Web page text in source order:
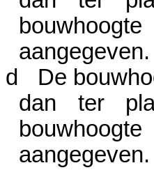
aangegeven.
d
De
dan ter
aangegeven.